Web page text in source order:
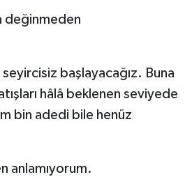
değinmeden
başlayacağız. Buna
hâlâ beklenen seviyede
bin adedi bile henüz
anlamıyorum.